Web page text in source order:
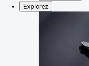
Explorez